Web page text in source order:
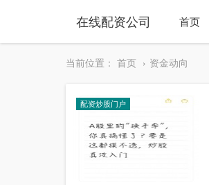
在线配资公司 首页
当前位置： 首页 资金动向
配资炒股门户